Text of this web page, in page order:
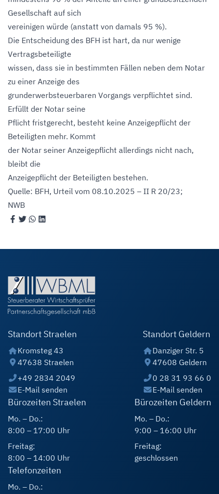
Gesellschaft auf sich
vereinigen würde (anstatt von damals 95 %).
Die Entscheidung des BFH ist hart, da nur wenige
Vertragsbeteiligte
wissen, dass sie in bestimmten Fällen neben dem Notar
zu einer Anzeige des
grunderwerbsteuerbaren Vorgangs verpflichtet sind.
Erfüllt der Notar seine
Pflicht fristgerecht, besteht keine Anzeigepflicht der
Beteiligten mehr. Kommt
der Notar seiner Anzeigepflicht allerdings nicht nach,
bleibt die
Anzeigepflicht der Beteiligten bestehen.
Quelle: BFH, Urteil vom 08.10.2025 – II R 20/23;
NWB
Standort Straelen
Kromsteg 43
47638 Straelen
+49 2834 2049
E-Mail senden
Standort Geldern
Danziger Str. 5
47608 Geldern
0 28 31 93 66 0
E-Mail senden
Bürozeiten Straelen
Mo. – Do.:
8:00 – 17:00 Uhr
Freitag:
8:00 – 14:00 Uhr
Bürozeiten Geldern
Mo. – Do.:
9:00 – 16:00 Uhr
Freitag:
geschlossen
Telefonzeiten
Mo. – Do.: